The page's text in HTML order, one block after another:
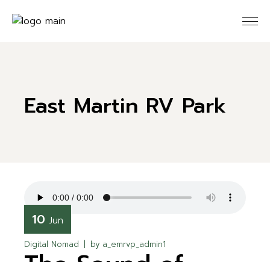
East Martin RV Park
10 Jun
Digital Nomad by a_emrvp_admin1